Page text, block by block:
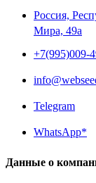
Россия,
Мира, 49a
+7(995)009-
Telegram
WhatsApp*
Данные о